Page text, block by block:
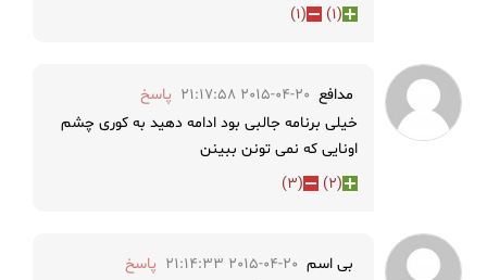
(
1
)
(
1
)
مدافع 2015-04-20 21:17:58
پاسخ
خیلی برنامه جالبی بود ادامه دهید به کوری چشم
اونایی که نمی تونن ببینن
(
2
)
(
3
)
بی اسم 2015-04-20 21:14:33
پاسخ